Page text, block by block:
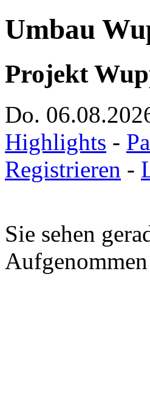
Umbau
Projekt
Do.
Highlights -
Registrieren -
Sie sehen